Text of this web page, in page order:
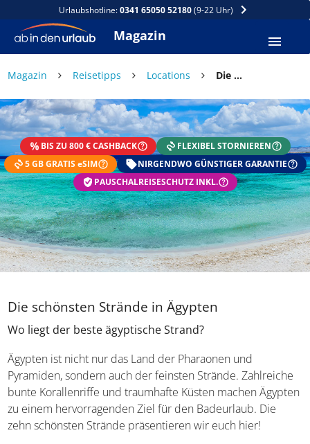
Urlaubshotline:0341 65050 52180(9-22 Uhr)
Magazin
Magazin Reisetipps Locations Die schönsten Strände in Ägypten
BIS ZU 800 € CASHBACK
FLEXIBEL STORNIEREN
5 GB GRATIS eSIM
NIRGENDWO GÜNSTIGER GARANTIE
PAUSCHALREISESCHUTZ INKL.
Die schönsten Strände in Ägypten
Wo liegt der beste ägyptische Strand?
Ägypten ist nicht nur das Land der Pharaonen und
Pyramiden, sondern auch der feinsten Strände.
Zahlreiche bunte Korallenriffe und traumhafte Küsten
machen Ägypten zu einem hervorragenden Ziel für den
Badeurlaub. Die zehn schönsten Strände präsentieren wir
DEIN SOMMER ZAHLT SICH
AUS
Exklusiv: Nur in der ab in den urlaub App
☀️ Bis zu 1.000 € Sommer Cashback
📱 App gratis herunterladen
🧝 Konto anlegen oder einloggen
✅ Sommer Cashback ist automatisch aktiviert